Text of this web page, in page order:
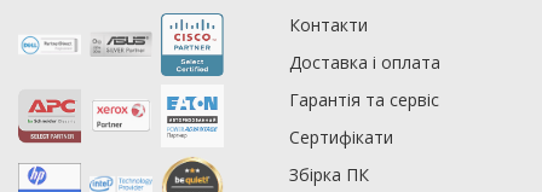
Контакти
Доставка і оплата
Гарантія та сервіс
Сертифікати
Збірка ПК